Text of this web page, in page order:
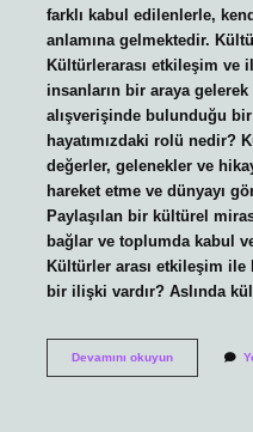
farklı kabul edilenlerle,
anlamına gelmektedir.
Kültürlerarası etkileşim ve
insanların bir araya
alışverişinde bulunduğu
hayatımızdaki rolü nedir?
değerler, gelenekler ve
hareket etme ve dünyayı
Paylaşılan bir kültürel
bağlar ve toplumda kabul
Kültürler arası etkileşim ile
bir ilişki vardır? Aslında
Devamını okuyunKültürün